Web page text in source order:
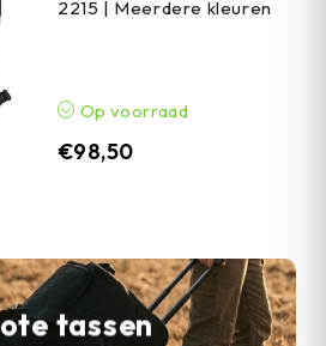
2215 | Meerdere kleuren
Op voorraad
€98,50
tassen